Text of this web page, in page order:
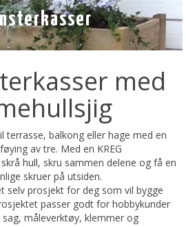
med
terrasse, balkong eller hage med en
av tre. Med en KREG
hull, skru sammen delene og få en
skruer på utsiden.
selv prosjekt for deg som vil bygge
passer godt for hobbykunder
måleverktøy, klemmer og